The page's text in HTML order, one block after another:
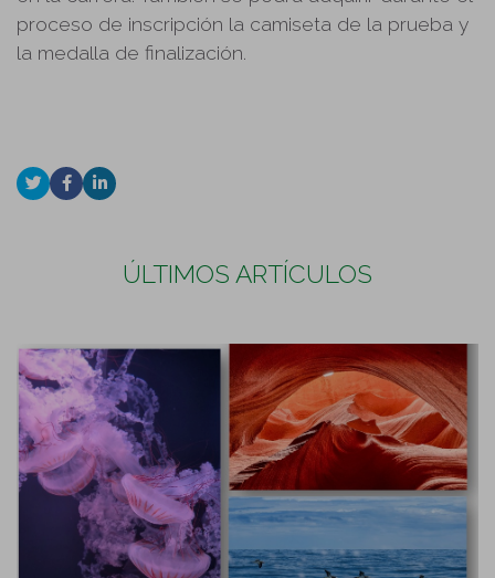
proceso de inscripción la camiseta de la prueba y
la medalla de finalización.
ÚLTIMOS ARTÍCULOS